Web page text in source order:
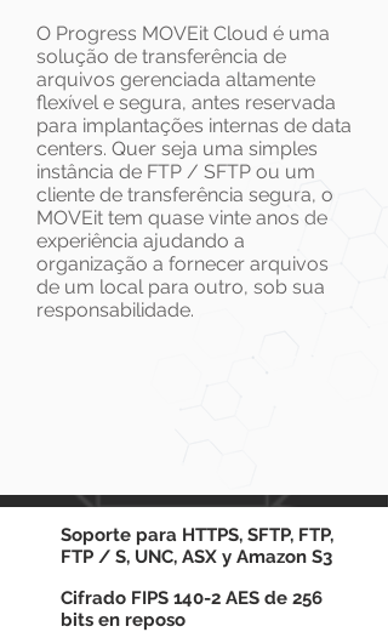
O Progress MOVEit Cloud é uma
solução de transferência de
arquivos gerenciada altamente
flexível e segura, antes reservada
para implantações internas de data
centers. Quer seja uma simples
instância de FTP / SFTP ou um
cliente de transferência segura, o
MOVEit tem quase vinte anos de
experiência ajudando a
organização a fornecer arquivos
de um local para outro, sob sua
responsabilidade.
Soporte para HTTPS, SFTP, FTP,
FTP / S, UNC, ASX y Amazon S3
Cifrado FIPS 140-2 AES de 256
bits en reposo